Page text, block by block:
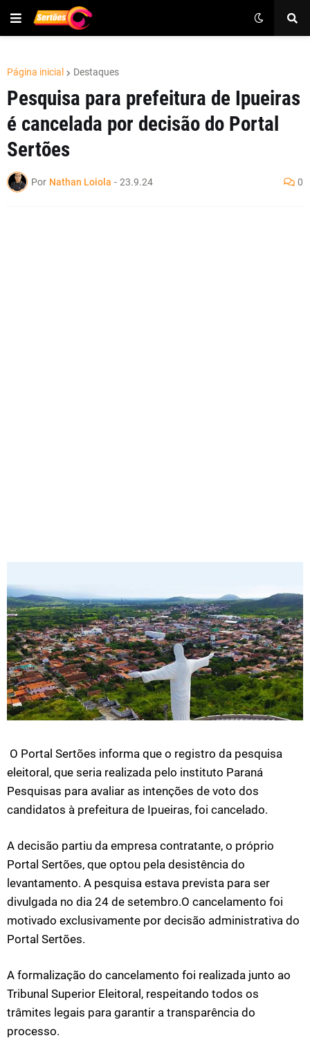
Página inicial Destaques
Pesquisa para prefeitura de Ipueiras
é cancelada por decisão do Portal
Sertões
Por Nathan Loiola - 23.9.24 0
O Portal Sertões informa que o registro da pesquisa
eleitoral, que seria realizada pelo instituto Paraná
Pesquisas para avaliar as intenções de voto dos
candidatos à prefeitura de Ipueiras, foi cancelado.
A decisão partiu da empresa contratante, o próprio
Portal Sertões, que optou pela desistência do
levantamento. A pesquisa estava prevista para ser
divulgada no dia 24 de setembro.O cancelamento foi
motivado exclusivamente por decisão administrativa do
Portal Sertões.
A formalização do cancelamento foi realizada junto ao
Tribunal Superior Eleitoral, respeitando todos os
trâmites legais para garantir a transparência do
processo.